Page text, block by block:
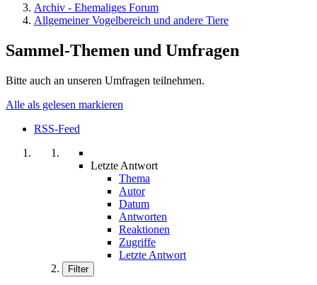
Archiv - Ehemaliges Forum
Allgemeiner Vogelbereich und andere Tiere
Sammel-Themen und Umfragen
Bitte auch an unseren Umfragen teilnehmen.
Alle als gelesen markieren
RSS-Feed
Letzte Antwort
Thema
Autor
Datum
Antworten
Reaktionen
Zugriffe
Letzte Antwort
Filter